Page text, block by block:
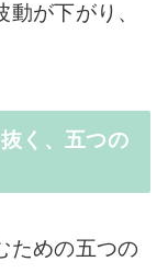
が下がり、
く、五つの
ための五つの